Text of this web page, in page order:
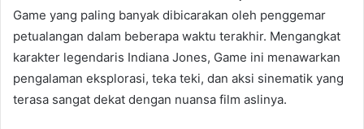
Game yang paling banyak dibicarakan oleh penggemar
petualangan dalam beberapa waktu terakhir. Mengangkat
karakter legendaris Indiana Jones, Game ini menawarkan
pengalaman eksplorasi, teka teki, dan aksi sinematik yang
terasa sangat dekat dengan nuansa film aslinya.